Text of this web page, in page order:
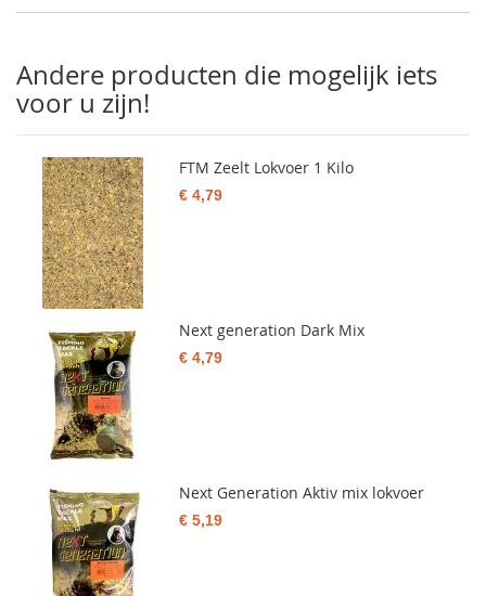
Andere producten die mogelijk iets
voor u zijn!
FTM Zeelt Lokvoer 1 Kilo
€ 4,79
Next generation Dark Mix
€ 4,79
Next Generation Aktiv mix lokvoer
€ 5,19